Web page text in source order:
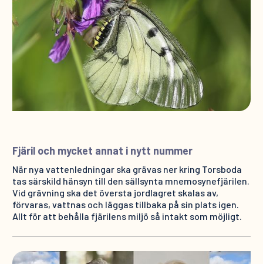
Fjäril och mycket annat i nytt nummer
När nya vattenledningar ska grävas ner kring Torsboda
tas särskild hänsyn till den sällsynta mnemosynefjärilen.
Vid grävning ska det översta jordlagret skalas av,
förvaras, vattnas och läggas tillbaka på sin plats igen.
Allt för att behålla fjärilens miljö så intakt som möjligt.